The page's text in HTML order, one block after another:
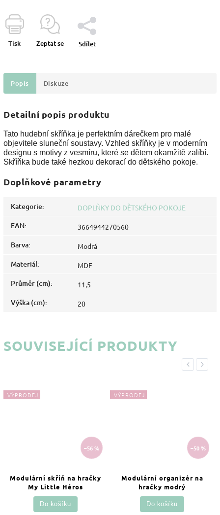
Tisk Zeptat se Sdílet
Popis Diskuze
Detailní popis produktu
Tato hudební skříňka je perfektním dárečkem pro malé
objevitele sluneční soustavy. Vzhled skříňky je v moderním
designu s motivy z vesmíru, které se dětem okamžitě zalíbí.
Skříňka bude také hezkou dekorací do dětského pokoje.
Doplňkové parametry
Kategorie: DOPLŇKY DO DĚTSKÉHO POKOJE
EAN: 3664944270560
Barva: Modrá
Materiál: MDF
Průměr (cm): 11,5
Výška (cm): 20
SOUVISEJÍCÍ PRODUKTY
Previous
VÝPRODEJ
–56 %
Modulární skříň na hračky
My Little Héros
Do košíku
VÝPRODEJ
–50 %
Modulární organizér na
hračky modrý
Do košíku
Next